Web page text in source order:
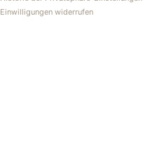
Einwilligungen widerrufen